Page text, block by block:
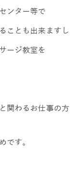
ンター等で
ことも出来ますし
ージ教室を
関わるお仕事の方
です。